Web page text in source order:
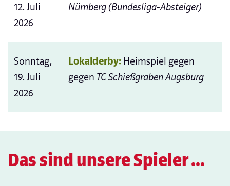
12. Juli
2026
Nürnberg (Bundesliga-Absteiger)
Sonntag,
19. Juli
2026
Lokalderby: Heimspiel gegen
gegen TC Schießgraben Augsburg
Das sind unsere Spieler ...